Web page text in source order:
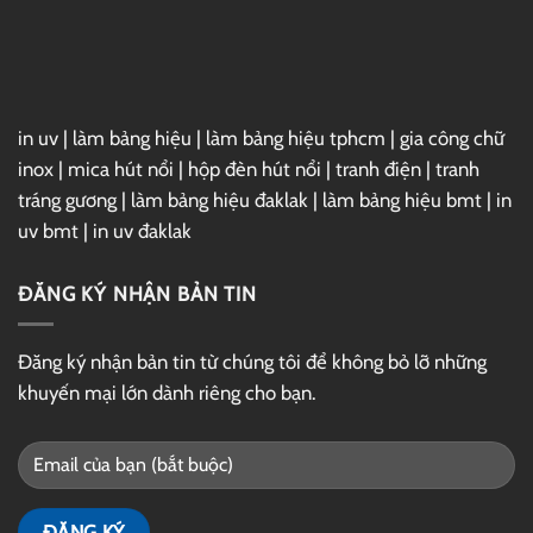
in uv | làm bảng hiệu | làm bảng hiệu tphcm | gia công chữ
inox | mica hút nổi | hộp đèn hút nổi | tranh điện | tranh
tráng gương | làm bảng hiệu đaklak | làm bảng hiệu bmt | in
uv bmt | in uv đaklak
ĐĂNG KÝ NHẬN BẢN TIN
Đăng ký nhận bản tin từ chúng tôi để không bỏ lỡ những
khuyến mại lớn dành riêng cho bạn.